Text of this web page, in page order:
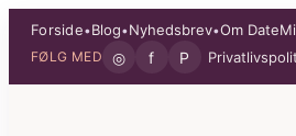
SpringForside•Blog•Nyhedsbrev•Om
FØLG MED ◎ f P